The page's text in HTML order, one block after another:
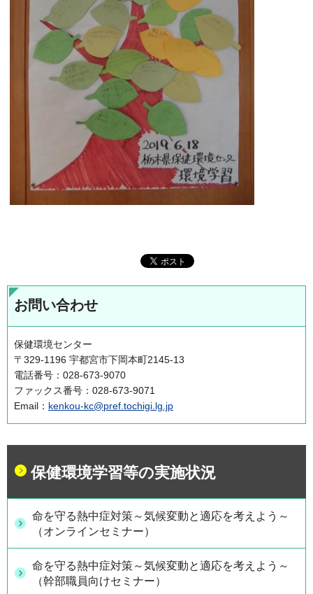
お問い合わせ
保健環境センター
〒329-1196 宇都宮市下岡本町2145-13
電話番号：028-673-9070
ファックス番号：028-673-9071
Email： kenkou-kc@pref.tochigi.lg.jp
保健環境学習等の実施状況
命を守る熱中症対策～気候変動と適応を考えよう～
（オンラインセミナー）
命を守る熱中症対策～気候変動と適応を考えよう～
（幹部職員向けセミナー）